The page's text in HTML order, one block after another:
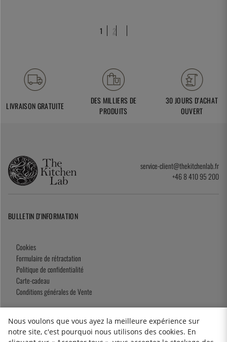
1 2
LIVRAISON GRATUITE
DES MILLIERS DE
PRODUITS
30 JOURS D'ACHAT
OUVERT
service-client@thekitchenlab.fr
+46 8 410 95 200
BULLETIN D'INFORMATION
Cookies
Formulaire de rétractation
Politique de confidentialité
Carte-cadeau
Conditions générales de Vente
2026 KitchenLab AB
Nous voulons que vous ayez la meilleure expérience sur
notre site, c'est pourquoi nous utilisons des cookies. En